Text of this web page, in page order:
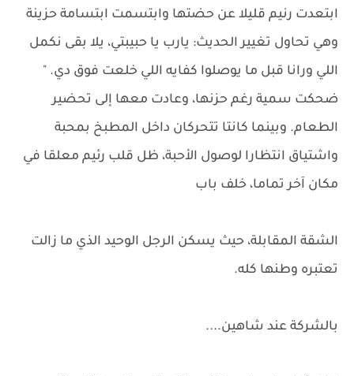
ابتعدت رنيم قليلا عن حضتها وابتسمت ابتسامة حزينة
وهي تحاول تغيير الحديث: يارب يا حبيبتي، يلا بقى نكمل
اللي ورانا قبل ما يوصلوا كفايه اللي خلعت فوق دي. "
ضحكت سمية رغم حزنها، وعادت معها إلى تحضير
الطعام. وبينما كانتا تتحركان داخل المطبخ بمحبة
واشتياق انتظارا لوصول الأحبة، ظل قلب رئيم معلقا في
مكان آخر تماما، خلف باب
الشقة المقابلة، حيث يسكن الرجل الوحيد الذي ما زالت
تعتبره وطنها كله.
بالشركة عند شاهين....